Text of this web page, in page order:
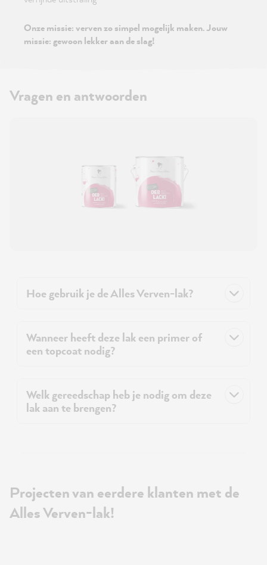
Onze missie: verven zo simpel mogelijk maken. Jouw
missie: gewoon lekker aan de slag!
Vragen en antwoorden
Hoe gebruik je de Alles Verven-lak?
Wanneer heeft deze lak een primer of
een topcoat nodig?
Welk gereedschap heb je nodig om deze
lak aan te brengen?
Projecten van eerdere klanten met de
Alles Verven-lak!